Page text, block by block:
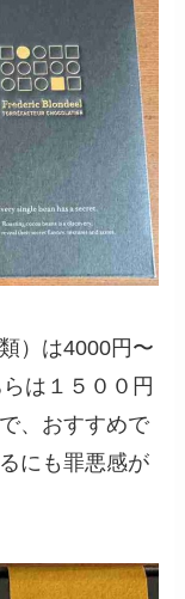
）は4000円〜
は１５００円
、おすすめで
にも罪悪感が